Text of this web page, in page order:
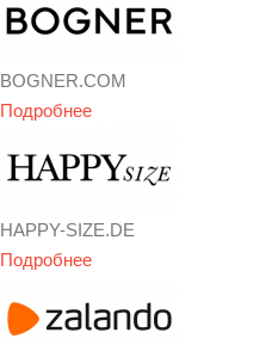
BOGNER.COM
Подробнее
HAPPY-SIZE.DE
Подробнее